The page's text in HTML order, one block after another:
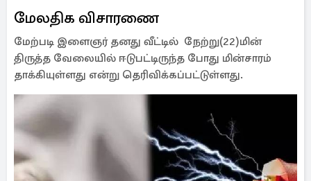
மேலதிக விசாரணை
மேற்படி இளைஞர் தனது வீட்டில் நேற்று(22)மின்
திருத்த வேலையில் ஈடுபட்டிருந்த போது மின்சாரம்
தாக்கியுள்ளது என்று தெரிவிக்கப்பட்டுள்ளது.